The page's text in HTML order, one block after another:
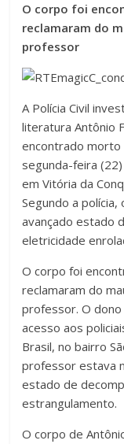
O corpo foi
reclamaram do
professor
A Polícia Civil
literatura Antônio
encontrado
segunda-feira
em Vitória da
Segundo a
avançado estado
eletricidade
O corpo foi
reclamaram do
professor. O
acesso aos
Brasil, no bairro
professor estava
estado de
estrangulamento.
O corpo de